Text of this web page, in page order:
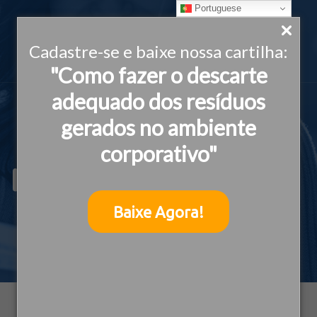
Cadastre-se e baixe nossa cartilha:
"Como fazer o descarte
adequado dos resíduos
gerados no ambiente
corporativo"
Baixe Agora!
News
Portuguese